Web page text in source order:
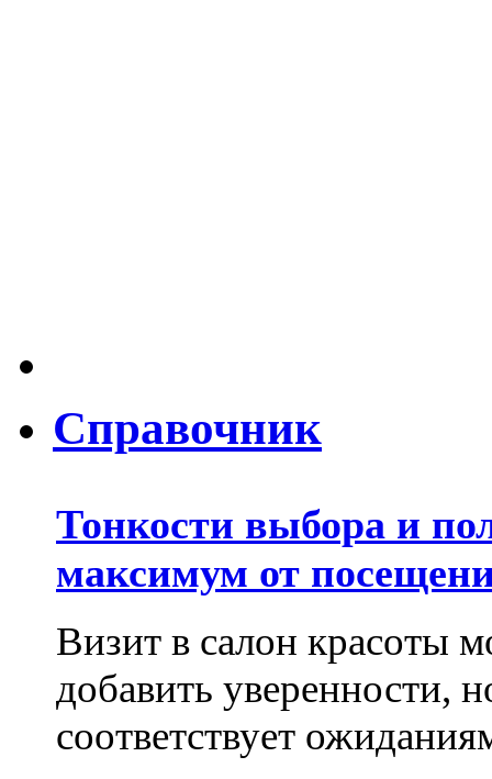
Справочник
Тонкости выбора и
максимум от
Визит в салон красоты
добавить уверенности,
соответствует